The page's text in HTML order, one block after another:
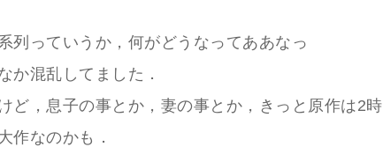
列っていうか，何がどうなってああなっ
か混乱してました．
ど，息子の事とか，妻の事とか，きっと原作は2時
作なのかも．